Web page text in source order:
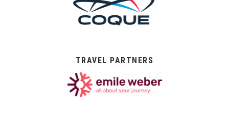
TRAVEL PARTNERS